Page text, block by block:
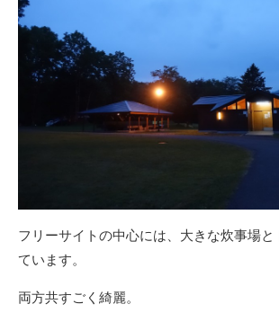
フリーサイトの中心には、大きな炊事場
ています。
両方共すごく綺麗。